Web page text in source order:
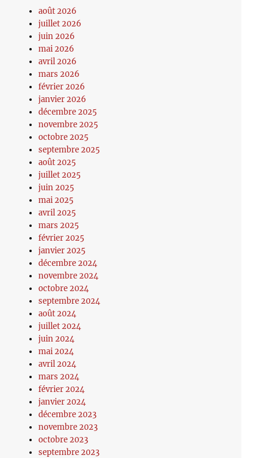
août 2026
juillet 2026
juin 2026
mai 2026
avril 2026
mars 2026
février 2026
janvier 2026
décembre 2025
novembre 2025
octobre 2025
septembre 2025
août 2025
juillet 2025
juin 2025
mai 2025
avril 2025
mars 2025
février 2025
janvier 2025
décembre 2024
novembre 2024
octobre 2024
septembre 2024
août 2024
juillet 2024
juin 2024
mai 2024
avril 2024
mars 2024
février 2024
janvier 2024
décembre 2023
novembre 2023
octobre 2023
septembre 2023